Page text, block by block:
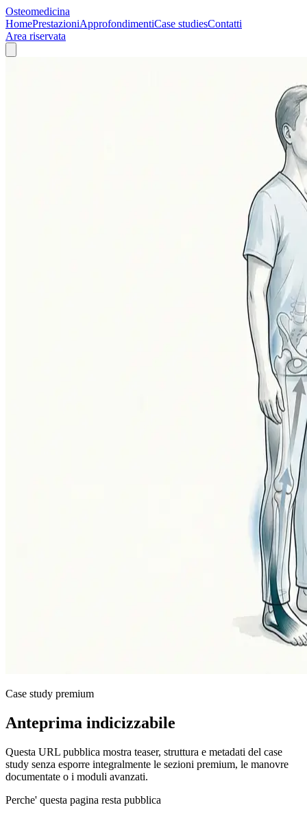
Osteomedicina
HomePrestazioniApprofondimentiCase studiesContatti
Area riservata
Case study premium
Anteprima indicizzabile
Questa URL pubblica mostra teaser, struttura e metadati del case
study senza esporre integralmente le sezioni premium, le manovre
documentate o i moduli avanzati.
Perche' questa pagina resta pubblica